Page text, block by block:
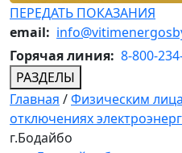
ПЕРЕДАТЬ ПОКАЗАНИЯ
email:
Горячая линия: 8-800-
РАЗДЕЛЫ
Главная /Физическим
отключениях
г.Бодайбо